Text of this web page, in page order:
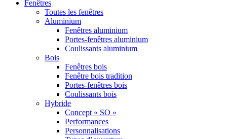
Fenêtres
Toutes les fenêtres
Aluminium
Fenêtres aluminium
Portes-fenêtres aluminium
Coulissants aluminium
Bois
Fenêtres bois
Fenêtre bois tradition
Portes-fenêtres bois
Coulissants bois
Hybride
Concept « SO »
Performances
Personnalisations